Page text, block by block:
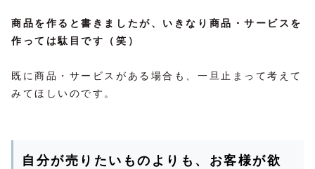
商品を作ると書きましたが、いきなり商品・サービスを
作っては駄目です（笑）
既に商品・サービスがある場合も、一旦止まって考えて
みてほしいのです。
自分が売りたいものよりも、お客様が欲